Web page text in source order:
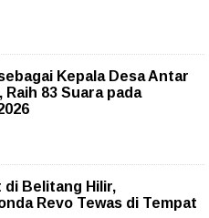
Kepala Desa Antar
Raih 83 Suara pada
di Belitang Hilir,
Revo Tewas di Tempat